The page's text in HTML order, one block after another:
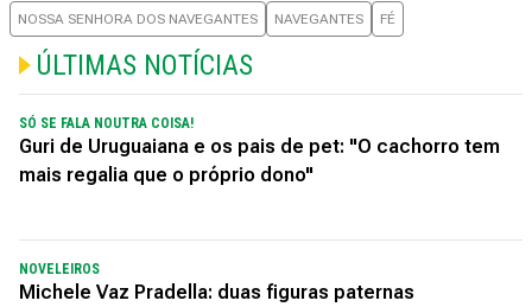
NOSSA SENHORA DOS NAVEGANTES NAVEGANTES FÉ
ÚLTIMAS NOTÍCIAS
SÓ SE FALA NOUTRA COISA!
Guri de Uruguaiana e os pais de pet: "O cachorro tem
mais regalia que o próprio dono"
NOVELEIROS
Michele Vaz Pradella: duas figuras paternas